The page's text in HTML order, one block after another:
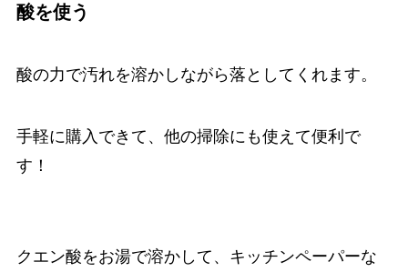
酸を使う
酸の力で汚れを溶かしながら落としてくれます。
手軽に購入できて、他の掃除にも使えて便利で
す！
クエン酸をお湯で溶かして、キッチンペーパーな